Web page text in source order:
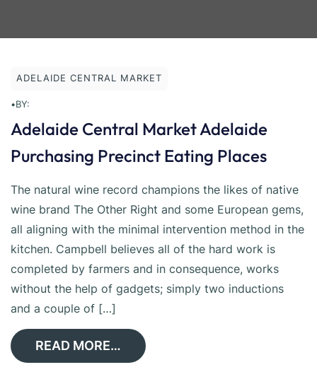
ADELAIDE CENTRAL MARKET
•BY:
Adelaide Central Market Adelaide
Purchasing Precinct Eating Places
The natural wine record champions the likes of native
wine brand The Other Right and some European gems,
all aligning with the minimal intervention method in the
kitchen. Campbell believes all of the hard work is
completed by farmers and in consequence, works
without the help of gadgets; simply two inductions
and a couple of […]
READ MORE…